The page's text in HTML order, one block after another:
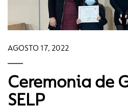
AGOSTO 17, 2022
Ceremonia de
SELP